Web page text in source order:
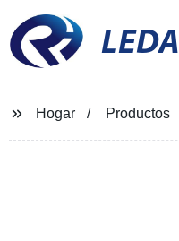
LEDA
Hogar Productos